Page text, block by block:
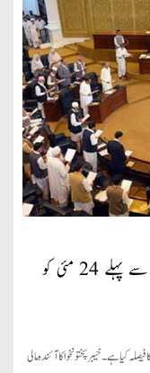
خیبر پختونخوا حکومت تاریخ میں پہلی بار وفاق سے پہلے 24 مئی کو
کیا ہے۔ خیبر پختونخوا کا آئندہ مالی